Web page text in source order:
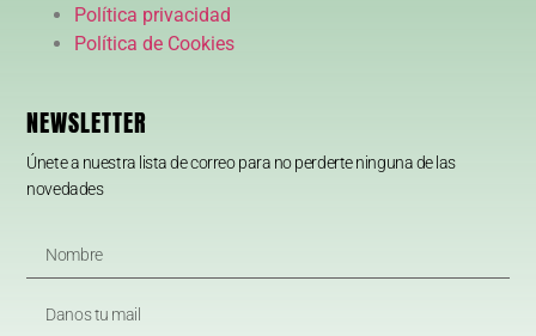
Política privacidad
Política de Cookies
NEWSLETTER
Únete a nuestra lista de correo para no perderte ninguna de las
novedades